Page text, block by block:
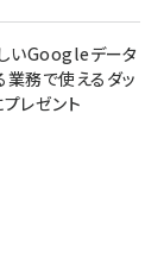
いGoogleデータ
務で使えるダッ
レゼント